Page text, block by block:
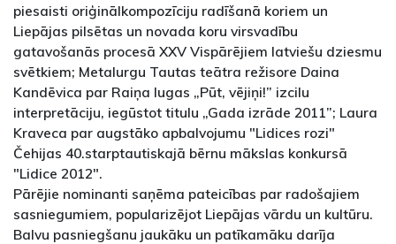
piesaisti oriģinālkompozīciju radīšanā koriem un
Liepājas pilsētas un novada koru virsvadību
gatavošanās procesā XXV Vispārējiem latviešu dziesmu
svētkiem; Metalurgu Tautas teātra režisore Daina
Kandēvica par Raiņa lugas „Pūt, vējiņi!” izcilu
interpretāciju, iegūstot titulu „Gada izrāde 2011”; Laura
Kraveca par augstāko apbalvojumu "Lidices rozi"
Čehijas 40.starptautiskajā bērnu mākslas konkursā
"Lidice 2012".
Pārējie nominanti saņēma pateicības par radošajiem
sasniegumiem, popularizējot Liepājas vārdu un kultūru.
Balvu pasniegšanu jaukāku un patīkamāku darīja